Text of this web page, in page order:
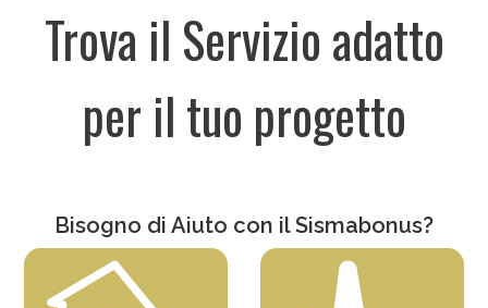
Trova il Servizio adatto
per il tuo progetto
Bisogno di Aiuto con ilSismabonus?